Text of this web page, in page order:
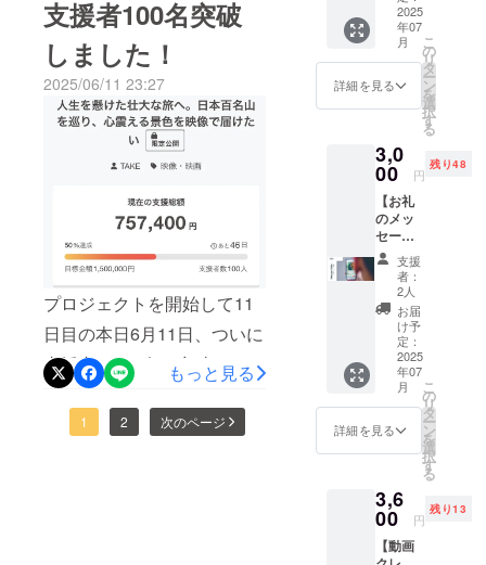
にDMまたはメールでご連絡
いたします。・フラッグへ
の反映は8月中を予定してお
ります。・ゼッケンは8月末
までに発送予定（購入商品
とは別送）。
は梅雨も明け、天候に左右
されることは少なくなるか
もしれませんが、気温も上
がってきているので熱中症
などにも気を付けながら、
また1ヶ月間頑張っていきま
す！7月は、徐々に北上して
東北の山々を中心に踏破し
ていく予定です！もし予定
が合う方がいれば、ぜひ山
に遊びに来て声をかけてい
ただけると嬉しいです。旅
はまだまだ始まったばか
り！！これからも楽しんで
ので、到着まで今しばらく
お待ちください。到着しま
したら、ぜひSNSで発信し
たり山行で使ったりしてい
ただけると幸いです。その
注・発送の準備を進めてい
ますので、楽しみにお待ち
いただければと思います！
今後とも、当プロジェクト
の応援よろしくお願いしま
す！
支援者100名突破
しました！
2025/06/11 23:27
プロジェクトを開始して11
日目の本日6月11日、ついに
支援者が100名を突破しまし
た！！ご支援いただいた皆
様、本当にありがとうござ
もっと見る
1 2 次のページ
考欄に
掲載を
希望さ
れるお
名前
ご記入
くださ
い
テッ
カー3種
類 （プ
ロジェ
クトメ
インビ
ジュア
TAKEイ
ンスタ
ロゴ、
TAKEC
HANNE
Lロゴ）
サイズ
は正方
(W50×H
50mm)
と長方
(W80×H
25mm)
。 ※発
送予定
する場
合があ
ります
2025
年07
月
詳細を見る
こ
の
リ
タ
ー
ン
を
選
択
す
る
3,0
00 円
残り48
【お礼
のメッ
セージ
動画】
旅の中
で出
会った
素敵な
景色と
とも
に、感
謝の
メッ
セージ
を動画
で撮影
届けし
ます。
※発送予
定日は
支援
者：
2人
お届
け予
定：
2025
年07
月
詳細を見る
こ
の
リ
タ
ー
ン
を
選
択
す
る
3,6
00 円
残り13
【動画